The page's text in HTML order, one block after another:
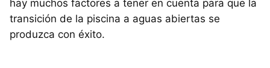
hay muchos factores a tener en cuenta para que la
transición de la piscina a aguas abiertas se
produzca con éxito.